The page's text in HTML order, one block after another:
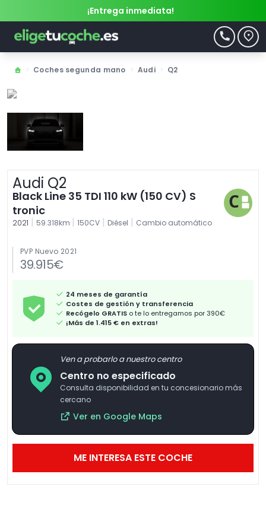
¡Entrega inmediata!
Coches segunda mano Audi Q2
Audi Q2
Black Line 35 TDI 110 kW (150 CV) S
tronic
2021 | 59.318km | 150CV | Diésel | Cambio automático
PVP Nuevo 2021
39.915€
24 meses de garantía
Costes de gestión y transferencia
Recógelo GRATIS o te lo entregamos por 390€
¡Más de 1.415 € en extras!
Ven a probarlo a nuestro centro
Centro no especificado
Consulta disponibilidad en tu concesionario más
cercano
Ver en Google Maps
ME INTERESA ESTE COCHE